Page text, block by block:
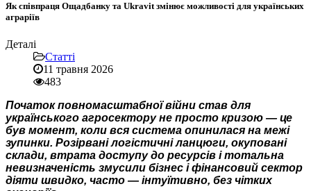
Як співпраця Ощадбанку та Ukravit змінює можливості для українських
аграріїв
Деталі
Статті
11 травня 2026
483
Початок повномасштабної війни став для
українського агросектору не просто кризою — це
був момент, коли вся система опинилася на межі
зупинки. Розірвані логістичні ланцюги, окуповані
склади, втрата доступу до ресурсів і тотальна
невизначеність змусили бізнес і фінансовий сектор
діяти швидко, часто — інтуїтивно, без чітких